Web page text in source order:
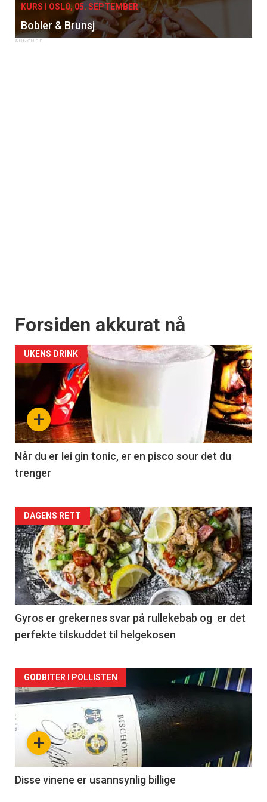
KURS I OSLO, 05. SEPTEMBER
Bobler & Brunsj
Forsiden akkurat nå
+
UKENS DRINK
Når du er lei gin tonic, er en pisco sour det du
trenger
Forsiden
akkurat
nå
-
2
DAGENS RETT
Gyros er grekernes svar på rullekebab og er det
perfekte tilskuddet til helgekosen
Forsiden
akkurat
nå
3
+
GODBITER I POLLISTEN
Disse vinene er usannsynlig billige